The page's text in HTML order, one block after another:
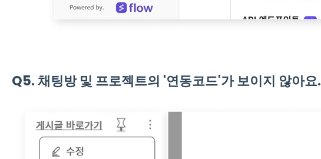
Q5. 채팅방 및 프로젝트의 '연동코드'가 보이지 않아요.